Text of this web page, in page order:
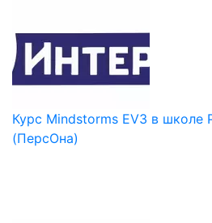
Курс Mindstorms EV3 в
(ПерсОна)